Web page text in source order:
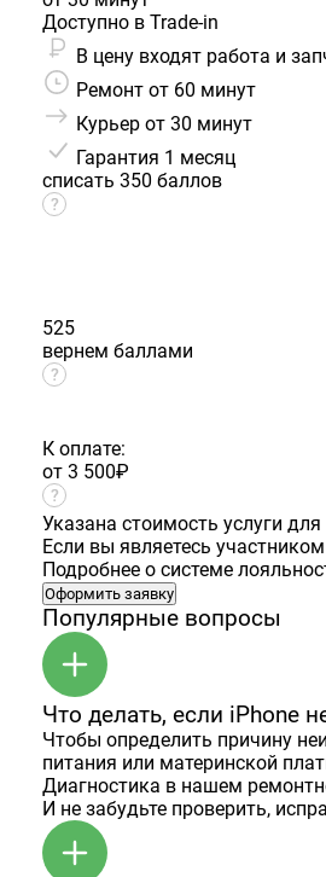
Доступно в Trade-in
В цену входят работа и
Ремонт от 60 минут
Курьер от 30 минут
Гарантия 1 месяц
списать 350 баллов
525
вернем баллами
К оплате:
от 3 500₽
Указана стоимость услуги
Если вы являетесь
Подробнее о системе
Оформить заявку
Популярные вопросы
Что делать, если iPhone
Чтобы определить причину
питания или материнской
Диагностика в нашем
И не забудьте проверить,